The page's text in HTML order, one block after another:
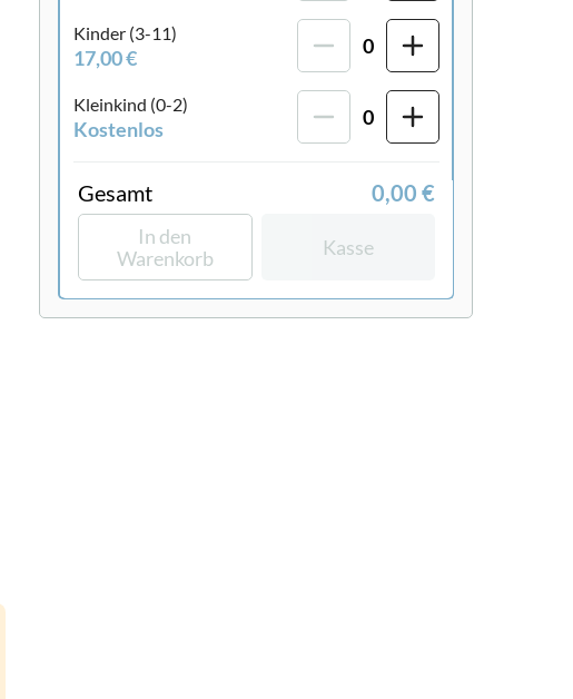
Kinder (3-11)
17,00 € 0
Kleinkind (0-2)
Kostenlos 0
Gesamt 0,00 €
In den
Warenkorb
Kasse